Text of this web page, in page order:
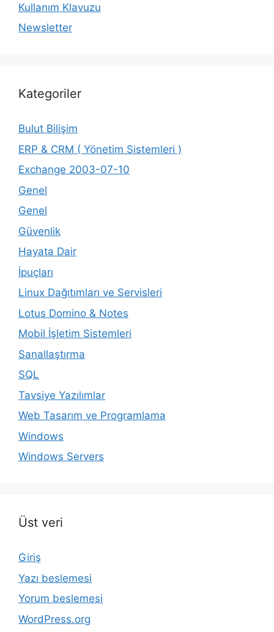
Kullanım Klavuzu
Newsletter
Kategoriler
Bulut Bilişim
ERP & CRM ( Yönetim Sistemleri )
Exchange 2003-07-10
Genel
Genel
Güvenlik
Hayata Dair
İpuçları
Linux Dağıtımları ve Servisleri
Lotus Domino & Notes
Mobil İşletim Sistemleri
Sanallaştırma
SQL
Tavsiye Yazılımlar
Web Tasarım ve Programlama
Windows
Windows Servers
Üst veri
Giriş
Yazı beslemesi
Yorum beslemesi
WordPress.org